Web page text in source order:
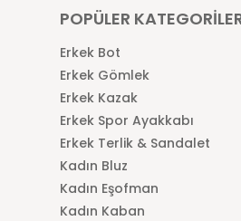
POPÜLER
Erkek Bot
Erkek Gömlek
Erkek Kazak
Erkek Spor Ayakkabı
Erkek Terlik & Sandalet
Kadın Bluz
Kadın Eşofman
Kadın Kaban